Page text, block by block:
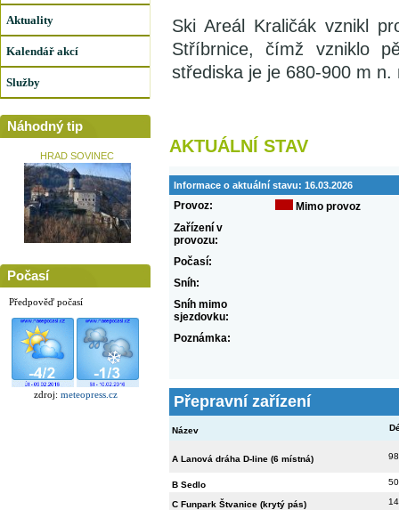
Aktuality
Kalendář akcí
Služby
Náhodný tip
HRAD SOVINEC
Počasí
Předpověď počasí
zdroj: meteopress.cz
Ski Areál Kraličák vznikl
Stříbrnice, čímž vzniklo
střediska je je 680-900 m n.
AKTUÁLNÍ STAV
Informace o aktuální stavu: 16.03.2026
Provoz:
Mimo provoz
Zařízení v
provozu:
Počasí:
Sníh:
Sníh mimo
sjezdovku:
Poznámka:
Přepravní zařízení
Název
A Lanová dráha D-line (6 místná)
B Sedlo
C Funpark Štvanice (krytý pás)